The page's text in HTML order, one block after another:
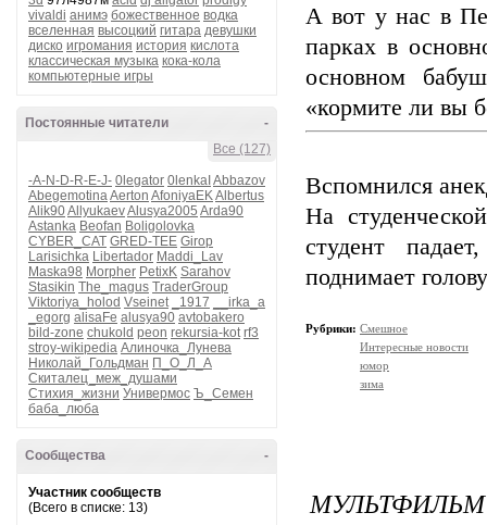
vivaldi анимэ божественное водка
вселенная высоцкий гитара девушки
диско игромания история кислота
классическая музыка кока-кола
компьютерные игры
-
Постоянные читатели
Все (127)
-A-N-D-R-E-J- 0legator 0lenkaI Abbazov
AbegemotinaAerton AfoniyaEKAlbertus
Alik90AllyukaevAlusya2005 Arda90
Astanka Beofan Boligolovka
CYBER_CAT GRED-TEE Girop
Larisichka Libertador Maddi_Lav
Maska98 Morpher PetixK Sarahov
Stasikin The_magus TraderGroup
Viktoriya_holod Vseinet _1917
__irka_a
_egorg alisaFe alusya90 avtobakero
bild-zone chukold peon rekursia-kot rf3
stroy-wikipedia Алиночка_Лунева
Николай_Гольдман П_О_Л_А
Скиталец_меж_душами
Стихия_жизни Универмос Ъ_Семен
баба_люба
-
Сообщества
Участник сообществ
(Всего в списке: 13)
А вот у нас в
парках в
основном
«кормите ли вы
Вспомнился
На
студент
поднимает
Рубрики: Смешное
Интересные новости
юмор
зима